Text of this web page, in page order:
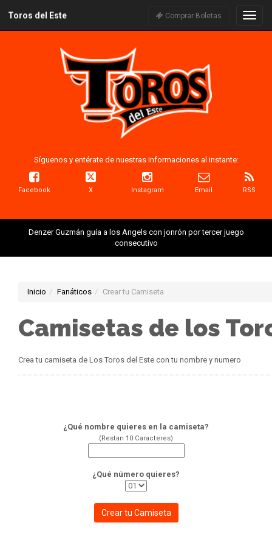
Toros del Este Comprar Boletas
Síguenos y entérate de nuestras informaciones al instante:
Facebook X Instagram Email RSS
Denzer Guzmán guía a los Angels con jonrón por tercer juego
consecutivo
Inicio Fanáticos Crear tu Camiseta
Camisetas de los
Crea tu camiseta de Los Toros del Este con tu nombre y numero
¿Qué nombre quieres en la camiseta?
(Restan 10 Caracteres)
¿Qué número quieres?